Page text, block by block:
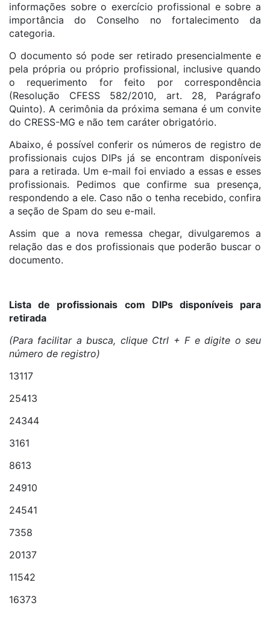
informações sobre o exercício profissional e sobre a
importância do Conselho no fortalecimento da
categoria.
O documento só pode ser retirado presencialmente e
pela própria ou próprio profissional, inclusive quando
o requerimento for feito por correspondência
(Resolução CFESS 582/2010, art. 28, Parágrafo
Quinto). A cerimônia da próxima semana é um convite
do CRESS-MG e não tem caráter obrigatório.
Abaixo, é possível conferir os números de registro de
profissionais cujos DIPs já se encontram disponíveis
para a retirada. Um e-mail foi enviado a essas e esses
profissionais. Pedimos que confirme sua presença,
respondendo a ele. Caso não o tenha recebido, confira
a seção de Spam do seu e-mail.
Assim que a nova remessa chegar, divulgaremos a
relação das e dos profissionais que poderão buscar o
documento.
Lista de profissionais com DIPs disponíveis para
retirada
(Para facilitar a busca, clique Ctrl + F e digite o seu
número de registro)
13117
25413
24344
3161
8613
24910
24541
7358
20137
11542
16373